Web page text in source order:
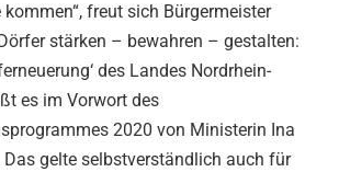
freut sich Bürgermeister
stärken – bewahren – gestalten:
des Landes Nordrhein-
es im Vorwort des
2020 von Ministerin Ina
gelte selbstverständlich auch für